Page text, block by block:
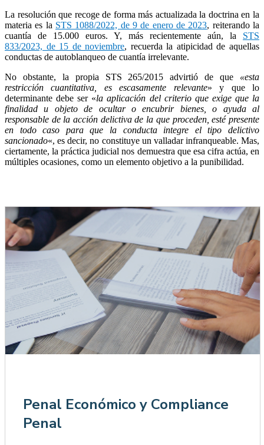
La resolución que recoge de forma más actualizada la doctrina en la
materia es la STS 1088/2022, de 9 de enero de 2023, reiterando la
cuantía de 15.000 euros. Y, más recientemente aún, la STS
833/2023, de 15 de noviembre, recuerda la atipicidad de aquellas
conductas de autoblanqueo de cuantía irrelevante.
No obstante, la propia STS 265/2015 advirtió de que «esta
restricción cuantitativa, es escasamente relevante» y que lo
determinante debe ser «la aplicación del criterio que exige que la
finalidad u objeto de ocultar o encubrir bienes, o ayuda al
responsable de la acción delictiva de la que proceden, esté presente
en todo caso para que la conducta integre el tipo delictivo
sancionado«, es decir, no constituye un valladar infranqueable. Mas,
ciertamente, la práctica judicial nos demuestra que esa cifra actúa, en
múltiples ocasiones, como un elemento objetivo a la punibilidad.
Penal Económico y Compliance
Penal